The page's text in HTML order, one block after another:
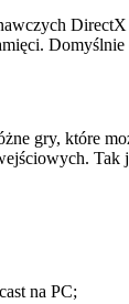
gry, które
Tak
na PC;